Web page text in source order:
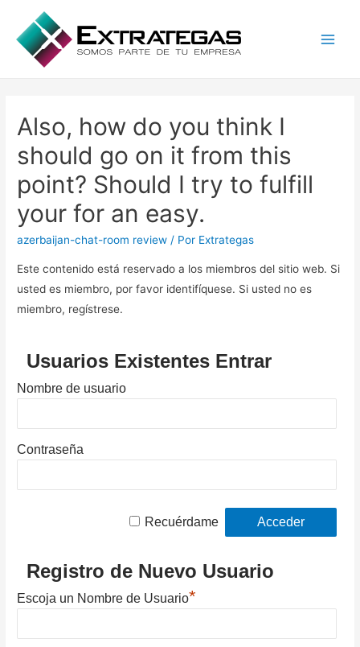
Also, how do you think I
should go on it from this
point? Should I try to fulfill
your for an easy.
azerbaijan-chat-room review / Por Extrategas
Este contenido está reservado a los miembros del sitio web. Si
usted es miembro, por favor identifíquese. Si usted no es
miembro, regístrese.
Usuarios Existentes Entrar
Nombre de usuario
Contraseña
Recuérdame
Registro de Nuevo Usuario
Escoja un Nombre de Usuario*